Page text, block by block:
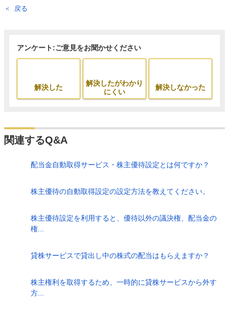
戻る
アンケート:ご意見をお聞かせください
解決した
解決したがわかり
にくい
解決しなかった
関連するQ&A
配当金自動取得サービス・株主優待設定とは何ですか？
株主優待の自動取得設定の設定方法を教えてください。
株主優待設定を利用すると、優待以外の議決権、配当金の
権...
貸株サービスで貸出し中の株式の配当はもらえますか？
株主権利を取得するため、一時的に貸株サービスから外す
方...